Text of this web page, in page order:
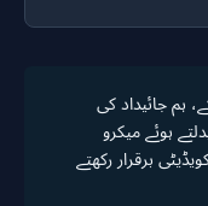
ہم جائیداد کی
ہوئے میکرو
برقرار رکھتے